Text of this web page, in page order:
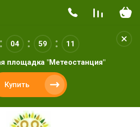
04 59 10
площадка "Метеостанция"
Купить